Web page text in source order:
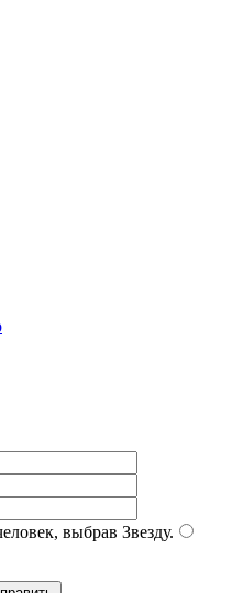
выбрав Звезду.